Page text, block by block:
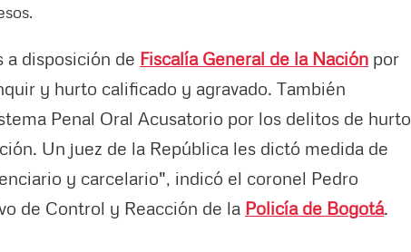
a disposición de Fiscalía General de la Nación por
y hurto calificado y agravado. También
Penal Oral Acusatorio por los delitos de hurto
Un juez de la República les dictó medida de
y carcelario", indicó el coronel Pedro
de Control y Reacción de la Policía de Bogotá.